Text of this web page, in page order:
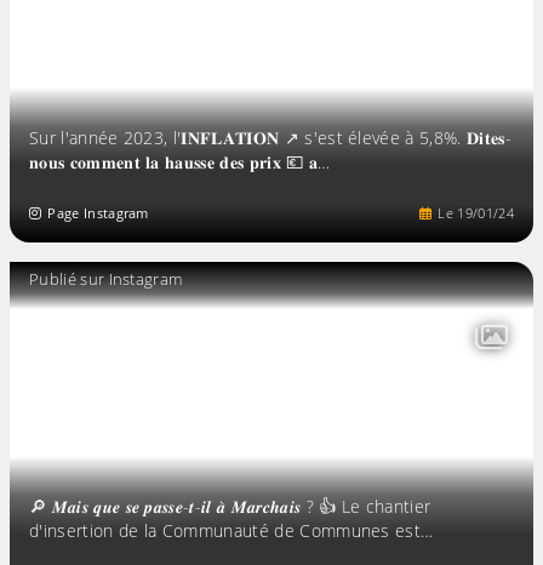
Sur l'année 2023, l'𝐈𝐍𝐅𝐋𝐀𝐓𝐈𝐎𝐍 ↗️ s'est élevée à 5,8%. 𝐃𝐢𝐭𝐞𝐬-
𝐧𝐨𝐮𝐬 𝐜𝐨𝐦𝐦𝐞𝐧𝐭 𝐥𝐚 𝐡𝐚𝐮𝐬𝐬𝐞 𝐝𝐞𝐬 𝐩𝐫𝐢𝐱 💶 𝐚…
Le 19/01/24
Page Instagram
Publié sur Instagram
🔎 𝑴𝒂𝒊𝒔 𝒒𝒖𝒆 𝒔𝒆 𝒑𝒂𝒔𝒔𝒆-𝒕-𝒊𝒍 𝒂̀ 𝑴𝒂𝒓𝒄𝒉𝒂𝒊𝒔 ? 👍 Le chantier
d'insertion de la Communauté de Communes est…